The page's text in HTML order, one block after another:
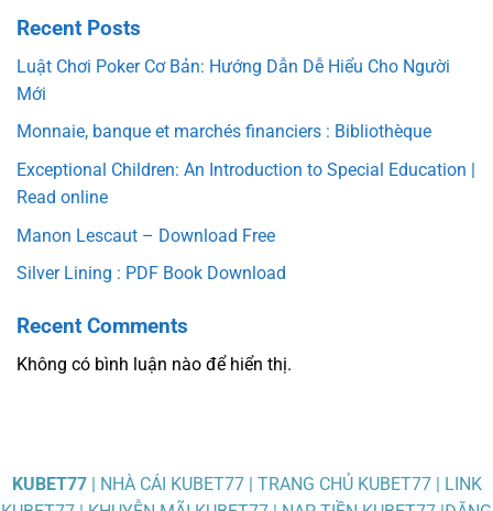
Recent Posts
Luật Chơi Poker Cơ Bản: Hướng Dẫn Dễ Hiểu Cho Người
Mới
Monnaie, banque et marchés financiers : Bibliothèque
Exceptional Children: An Introduction to Special Education |
Read online
Manon Lescaut – Download Free
Silver Lining : PDF Book Download
Recent Comments
Không có bình luận nào để hiển thị.
KUBET77| NHÀ CÁI KUBET77 | TRANG CHỦ KUBET77 | LINK